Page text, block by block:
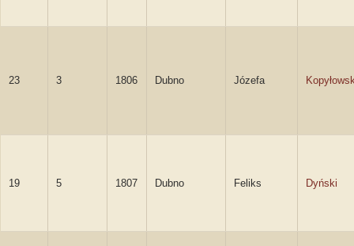
23 3 1806 Dubno Józefa
19 5 1807 Dubno Feliks Dyński